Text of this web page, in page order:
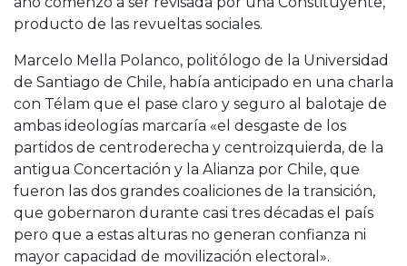
producto de las revueltas sociales.
Marcelo Mella Polanco, politólogo de la Universidad
de Santiago de Chile, había anticipado en una charla
con Télam que el pase claro y seguro al balotaje de
ambas ideologías marcaría «el desgaste de los
partidos de centroderecha y centroizquierda, de la
antigua Concertación y la Alianza por Chile, que
fueron las dos grandes coaliciones de la transición,
que gobernaron durante casi tres décadas el país
pero que a estas alturas no generan confianza ni
mayor capacidad de movilización electoral».